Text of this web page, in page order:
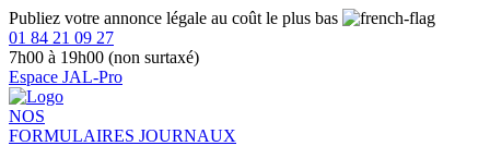
Publiez votre annonce légale au coût le plus bas
01 84 21 09 27
7h00 à 19h00 (non surtaxé)
Espace JAL-Pro
NOS
FORMULAIRES JOURNAUX